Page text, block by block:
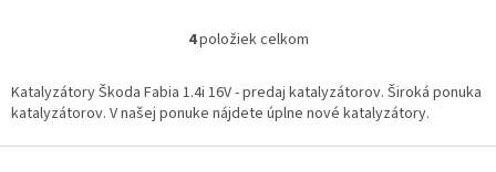
BKY Emisná norma: Euro 4O.E.
.Emisná norma: Euro 4O.E. kód:
036253020GX, 036253020JX,...
O
l
á
a
4položiek celkom
Katalyzátory Škoda Fabia 1.4i 16V - predaj katalyzátorov. Široká ponuka
katalyzátorov. V našej ponuke nájdete úplne nové katalyzátory.